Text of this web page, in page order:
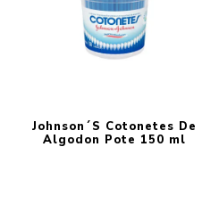
Johnson´S Cotonetes De
Algodon Pote 150 ml